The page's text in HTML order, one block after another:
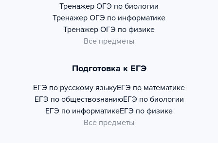
Тренажер ОГЭ по биологии
Тренажер ОГЭ по информатике
Тренажер ОГЭ по физике
Все предметы
Подготовка к ЕГЭ
ЕГЭ по русскому языкуЕГЭ по математике
ЕГЭ по обществознаниюЕГЭ по биологии
ЕГЭ по информатикеЕГЭ по физике
Все предметы